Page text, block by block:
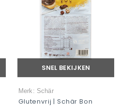
SNEL BEKIJKEN
Merk: Schär
Glutenvrij | Schär Bon